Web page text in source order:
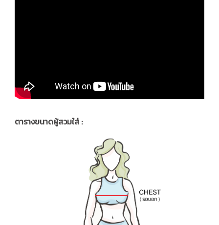
ตารางขนาดผู้สวมใส่ :